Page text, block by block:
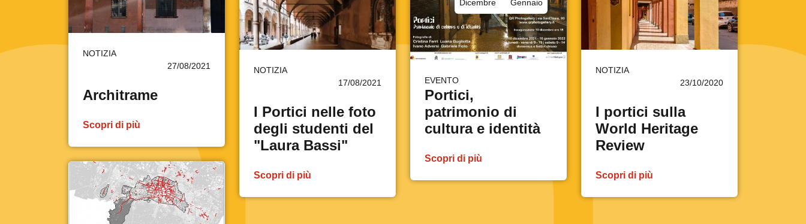
EVENTO
Dicembre Gennaio
Portici,
patrimonio di
cultura e identità
Scopri di più
NOTIZIA
27/08/2021
Architrame
Scopri di più
NOTIZIA
17/08/2021
I Portici nelle foto
degli studenti del
"Laura Bassi"
Scopri di più
NOTIZIA
23/10/2020
I portici sulla
World Heritage
Review
Scopri di più